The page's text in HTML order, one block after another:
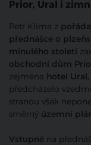
Prior, Ural i
Petr Klíma z
přednášce o
minulého století
obchodní dům
zejména hotel
předcházelo
stranou však
směrný územní
Vstupné na